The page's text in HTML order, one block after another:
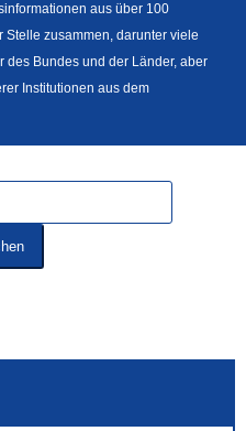
aus über 100
zusammen, darunter viele
des Bundes und der Länder, aber
Institutionen aus dem